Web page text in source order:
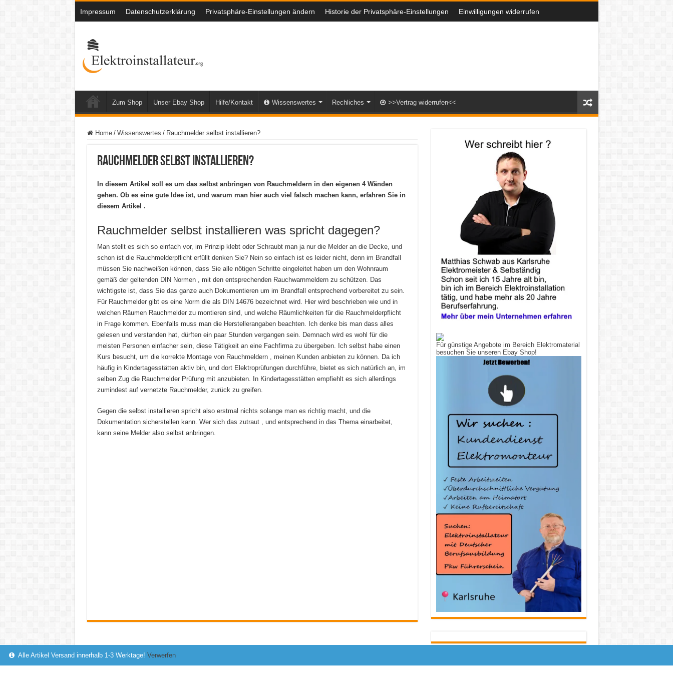
Impressum Datenschutzerklärung Privatsphäre-Einstellungen ändern Historie der Privatsphäre-Einstellungen Einwilligungen widerrufen
Zum Shop Unser Ebay Shop Hilfe/Kontakt Wissenswertes Rechliches >>Vertrag widerrufen<<
Home / Wissenswertes / Rauchmelder selbst installieren?
Rauchmelder selbst installieren?
In diesem Artikel soll es um das selbst anbringen von Rauchmeldern in den eigenen 4 Wänden
gehen. Ob es eine gute Idee ist, und warum man hier auch viel falsch machen kann, erfahren Sie in
diesem Artikel .
Rauchmelder selbst installieren was spricht dagegen?
Man stellt es sich so einfach vor, im Prinzip klebt oder Schraubt man ja nur die Melder an die Decke, und
schon ist die Rauchmelderpflicht erfüllt denken Sie? Nein so einfach ist es leider nicht, denn im Brandfall
müssen Sie nachweißen können, dass Sie alle nötigen Schritte eingeleitet haben um den Wohnraum
gemäß der geltenden DIN Normen , mit den entsprechenden Rauchwarnmeldern zu schützen. Das
wichtigste ist, dass Sie das ganze auch Dokumentieren um im Brandfall entsprechend vorbereitet zu sein.
Für Rauchmelder gibt es eine Norm die als DIN 14676 bezeichnet wird. Hier wird beschrieben wie und in
welchen Räumen Rauchmelder zu montieren sind, und welche Räumlichkeiten für die Rauchmelderpflicht
in Frage kommen. Ebenfalls muss man die Herstellerangaben beachten. Ich denke bis man dass alles
gelesen und verstanden hat, dürften ein paar Stunden vergangen sein. Demnach wird es wohl für die
meisten Personen einfacher sein, diese Tätigkeit an eine Fachfirma zu übergeben. Ich selbst habe einen
Kurs besucht, um die korrekte Montage von Rauchmeldern , meinen Kunden anbieten zu können. Da ich
häufig in Kindertagesstätten aktiv bin, und dort Elektroprüfungen durchführe, bietet es sich natürlich an, im
selben Zug die Rauchmelder Prüfung mit anzubieten. In Kindertagesstätten empfiehlt es sich allerdings
zumindest auf vernetzte Rauchmelder, zurück zu greifen.
Gegen die selbst installieren spricht also erstmal nichts solange man es richtig macht, und die
Dokumentation sicherstellen kann. Wer sich das zutraut , und entsprechend in das Thema einarbeitet,
kann seine Melder also selbst anbringen.
Für günstige Angebote im Bereich Elektromaterial
besuchen Sie unseren Ebay Shop!
Alle Artikel Versand innerhalb 1-3 Werktage! Verwerfen